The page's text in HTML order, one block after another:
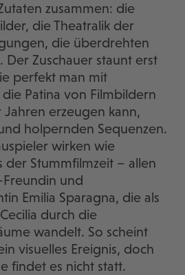
zusammen: die
die Theatralik der
die überdrehten
Der Zuschauer staunt erst
perfekt man mit
Patina von Filmbildern
Jahren erzeugen kann,
holpernden Sequenzen.
wirken wie
Stummfilmzeit – allen
und
Emilia Sparagna, die als
durch die
wandelt. So scheint
visuelles Ereignis, doch
findet es nicht statt.